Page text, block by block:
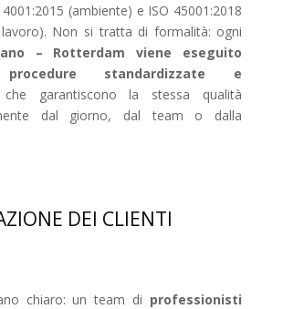
(ambiente) e ISO 45001:2018
lavoro). Non si tratta di formalità: ogni
– Rotterdam viene eseguito
procedure standardizzate e
garantiscono la stessa qualità
dal giorno, dal team o dalla
DEI CLIENTI
chiaro: un team di professionisti